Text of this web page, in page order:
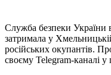
Служба безпеки України
затримала у
російських окупантів.
своєму Telegram-каналі у